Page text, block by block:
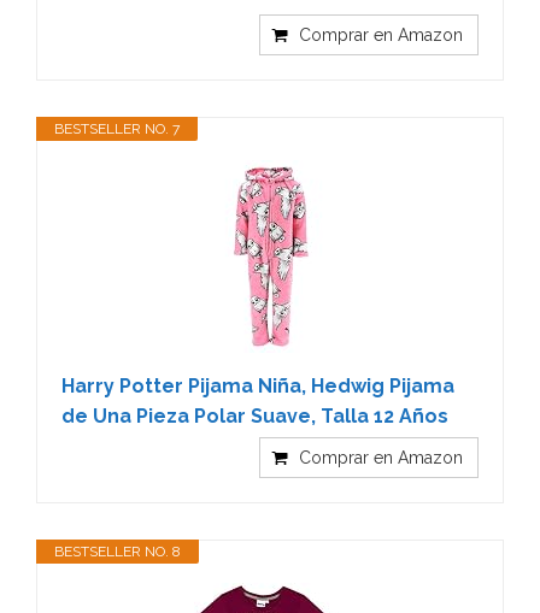
Comprar en Amazon
BESTSELLER NO. 7
Harry Potter Pijama Niña, Hedwig Pijama
de Una Pieza Polar Suave, Talla 12 Años
Comprar en Amazon
BESTSELLER NO. 8